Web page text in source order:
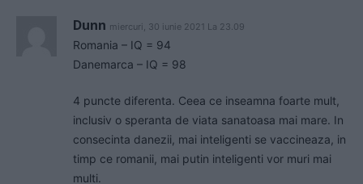
Dunn miercuri, 30 iunie 2021 La 23.09
Romania – IQ = 94
Danemarca – IQ = 98
4 puncte diferenta. Ceea ce inseamna foarte mult,
inclusiv o speranta de viata sanatoasa mai mare. In
consecinta danezii, mai inteligenti se vaccineaza, in
timp ce romanii, mai putin inteligenti vor muri mai
multi.